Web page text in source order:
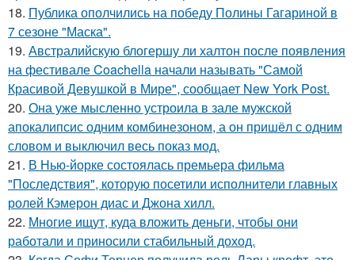
18. Публика ополчились на победу Полины Гагариной в
7 сезоне "Маска".
19. Австралийскую блогершу ли халтон после появления
на фестивале Coachella начали называть "Самой
Красивой Девушкой в Мире", сообщает New York Post.
20. Она уже мысленно устроила в зале мужской
апокалипсис одним комбинезоном, а он пришёл с одним
словом и выключил весь показ мод.
21. В Нью-йорке состоялась премьера фильма
"Последствия", которую посетили исполнители главных
ролей Кэмерон диас и Джона хилл.
22. Многие ищут, куда вложить деньги, чтобы они
работали и приносили стабильный доход.